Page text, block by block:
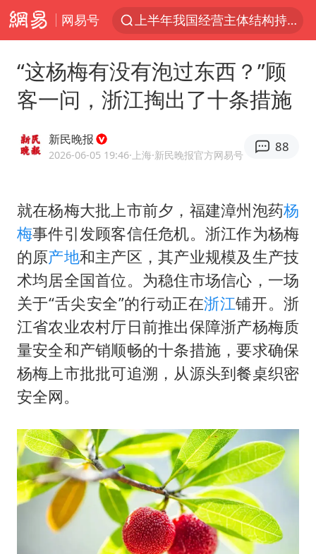
网易号
上半年我国经营主体结构持续优化
《披荆斩棘2026》阵容官宣
国足U17与阿森纳决赛取消 并列冠军
王艺迪2-4不敌张本美和止步4强
上门女婿出轨女邻居多年被判重婚罪
韩军前线部队连曝丑闻
女子发现前夫婚内与第三者育子
《龙餐馆》 冲奖
笔试第一被劝弃考涉事副校长被撤职
构建更高水平的全民健身公共服务体系
挡“张雪机车”民进党当局怕什么
中国第1高楼阻尼器摆动明显
“这杨梅有没有泡过东西？”顾
客一问，浙江掏出了十条措施
新民晚报
2026-06-05 19:46·上海·新民晚报官方网易号
88
就在杨梅大批上市前夕，福建漳州泡药杨
梅事件引发顾客信任危机。浙江作为杨梅
的原产地和主产区，其产业规模及生产技
术均居全国首位。为稳住市场信心，一场
关于“舌尖安全”的行动正在浙江铺开。浙
江省农业农村厅日前推出保障浙产杨梅质
量安全和产销顺畅的十条措施，要求确保
杨梅上市批批可追溯，从源头到餐桌织密
安全网。